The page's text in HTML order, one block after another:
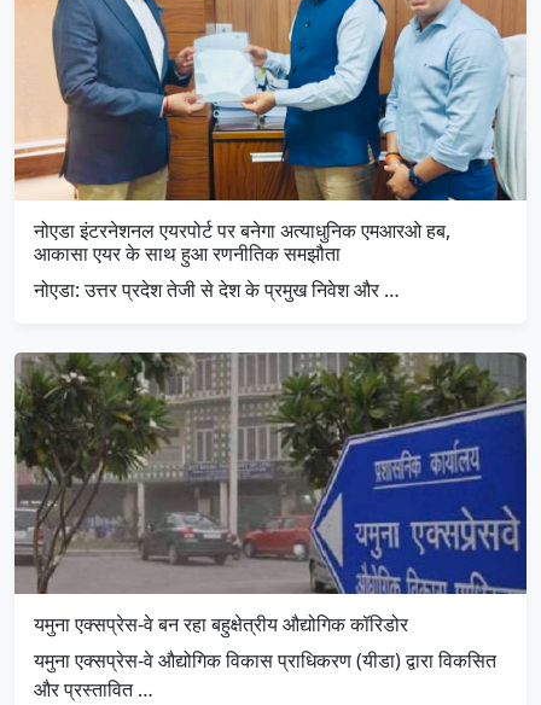
नोएडा इंटरनेशनल एयरपोर्ट पर बनेगा अत्याधुनिक एमआरओ हब,
आकासा एयर के साथ हुआ रणनीतिक समझौता
नोएडा: उत्तर प्रदेश तेजी से देश के प्रमुख निवेश और …
यमुना एक्सप्रेस-वे बन रहा बहुक्षेत्रीय औद्योगिक कॉरिडोर
यमुना एक्सप्रेस-वे औद्योगिक विकास प्राधिकरण (यीडा) द्वारा विकसित
और प्रस्तावित …